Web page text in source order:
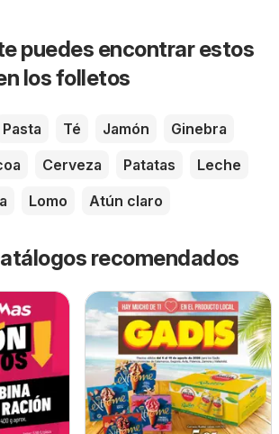
puedes encontrar estos
los folletos
Pasta Té Jamón
Ginebra
Cerveza Patatas
Leche
Lomo Atún claro
recomendados